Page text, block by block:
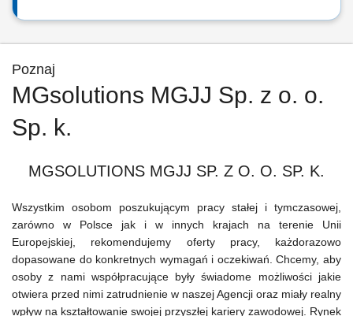
Poznaj
MGsolutions MGJJ Sp. z o. o.
Sp. k.
MGSOLUTIONS MGJJ SP. Z O. O. SP. K.
Wszystkim osobom poszukującym pracy stałej i tymczasowej,
zarówno w Polsce jak i w innych krajach na terenie Unii
Europejskiej, rekomendujemy oferty pracy, każdorazowo
dopasowane do konkretnych wymagań i oczekiwań. Chcemy, aby
osoby z nami współpracujące były świadome możliwości jakie
otwiera przed nimi zatrudnienie w naszej Agencji oraz miały realny
wpływ na kształtowanie swojej przyszłej kariery zawodowej. Rynek